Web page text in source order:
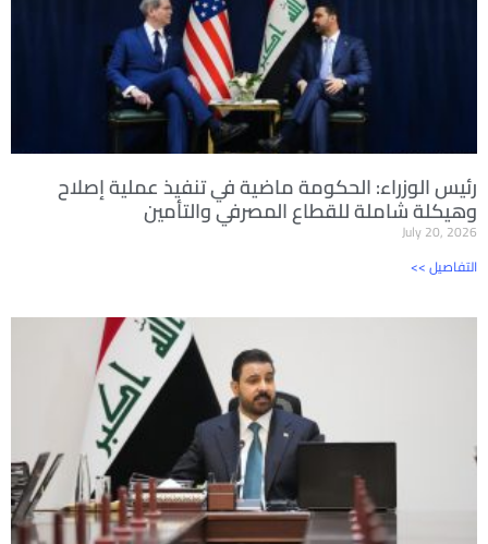
رئيس الوزراء: الحكومة ماضية في تنفيذ عملية إصلاح
وهيكلة شاملة للقطاع المصرفي والتأمين
July 20, 2026
<< التفاصيل